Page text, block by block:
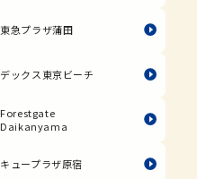
東急プラザ蒲田
デックス東京ビーチ
Forestgate
Daikanyama
キュープラザ原宿